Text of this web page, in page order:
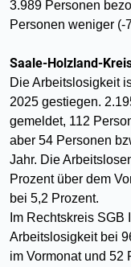
3.989 Personen
Personen weniger (-
Saale-Holzland-
Die Arbeitslosigkeit
2025 gestiegen.
gemeldet, 112
aber 54 Personen
Jahr. Die
Prozent über dem
bei 5,2 Prozent.
Im Rechtskreis SGB
Arbeitslosigkeit bei
im Vormonat und 52